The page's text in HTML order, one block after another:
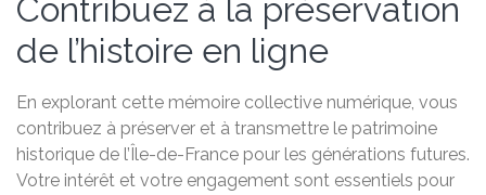
Contribuez à la préservation
de l’histoire en ligne
En explorant cette mémoire collective numérique, vous
contribuez à préserver et à transmettre le patrimoine
historique de l’Île-de-France pour les générations futures.
Votre intérêt et votre engagement sont essentiels pour